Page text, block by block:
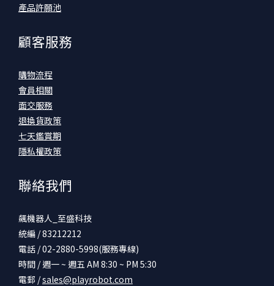
產品許願池
顧客服務
購物流程
會員相關
面交服務
退換貨政策
七天鑑賞期
隱私權政策
聯絡我們
飆機器人_至盛科技
統編 / 83212212
電話 / 02-2880-5998(服務專線)
時間 / 週一 ~ 週五 AM 8:30 ~ PM 5:30
電郵 /sales@playrobot.com